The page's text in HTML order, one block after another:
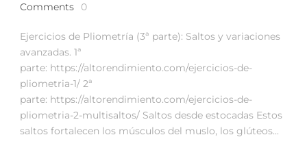
Comments
0
Ejercicios de Pliometría (3ª parte): Saltos y variaciones
avanzadas. 1ª
parte: https://altorendimiento.com/ejercicios-de-
pliometria-1/ 2ª
parte: https://altorendimiento.com/ejercicios-de-
pliometria-2-multisaltos/ Saltos desde estocadas Estos
saltos fortalecen los músculos del muslo, los glúteos...